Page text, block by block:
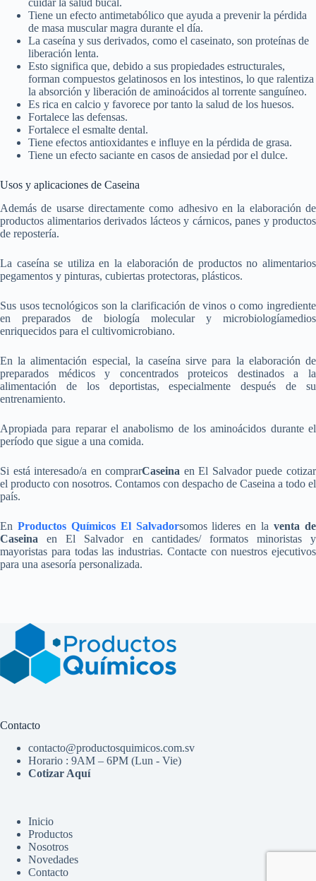
Tiene un efecto antimetabólico que ayuda a prevenir la pérdida
de masa muscular magra durante el día.
La caseína y sus derivados, como el caseinato, son proteínas de
liberación lenta.
Esto significa que, debido a sus propiedades estructurales,
forman compuestos gelatinosos en los intestinos, lo que ralentiza
la absorción y liberación de aminoácidos al torrente sanguíneo.
Es rica en calcio y favorece por tanto la salud de los huesos.
Fortalece las defensas.
Fortalece el esmalte dental.
Tiene efectos antioxidantes e influye en la pérdida de grasa.
Tiene un efecto saciante en casos de ansiedad por el dulce.
Usos y aplicaciones de Caseina
Además de usarse directamente como adhesivo en la elaboración de
productos alimentarios derivados lácteos y cárnicos, panes y productos
de repostería.
La caseína se utiliza en la elaboración de productos no alimentarios
pegamentos y pinturas, cubiertas protectoras, plásticos.
Sus usos tecnológicos son la clarificación de vinos o como ingrediente
en preparados de biología molecular y microbiologíamedios
enriquecidos para el cultivomicrobiano.
En la alimentación especial, la caseína sirve para la elaboración de
preparados médicos y concentrados proteicos destinados a la
alimentación de los deportistas, especialmente después de su
entrenamiento.
Apropiada para reparar el anabolismo de los aminoácidos durante el
período que sigue a una comida.
Si está interesado/a en comprarCaseina en El Salvador puede cotizar
el producto con nosotros. Contamos con despacho de Caseina a todo el
país.
En Productos Químicos El Salvadorsomos lideres en laventa de
Caseinaen El Salvador en cantidades/ formatos minoristas y
mayoristas para todas las industrias. Contacte con nuestros ejecutivos
para una asesoría personalizada.
Contacto
contacto@productosquimicos.com.sv
Horario : 9AM – 6PM (Lun - Vie)
Cotizar Aquí
Inicio
Productos
Nosotros
Novedades
Contacto